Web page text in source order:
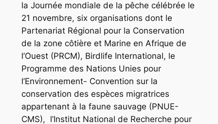
la Journée mondiale de la pêche célébrée le
21 novembre, six organisations dont le
Partenariat Régional pour la Conservation
de la zone côtière et Marine en Afrique de
l’Ouest (PRCM), Birdlife International, le
Programme des Nations Unies pour
l’Environnement- Convention sur la
conservation des espèces migratrices
appartenant à la faune sauvage (PNUE-
CMS), l’Institut National de Recherche pour